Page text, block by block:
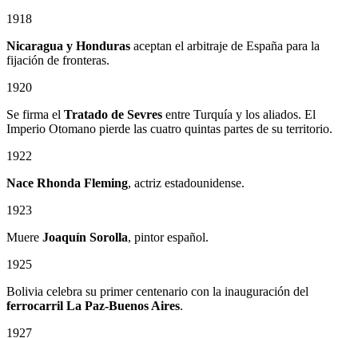
1918
Nicaragua y Honduras aceptan el arbitraje de España para la
fijación de fronteras.
1920
Se firma el Tratado de Sevres entre Turquía y los aliados. El
Imperio Otomano pierde las cuatro quintas partes de su territorio.
1922
Nace Rhonda Fleming, actriz estadounidense.
1923
Muere Joaquín Sorolla, pintor español.
1925
Bolivia celebra su primer centenario con la inauguración del
ferrocarril La Paz-Buenos Aires.
1927